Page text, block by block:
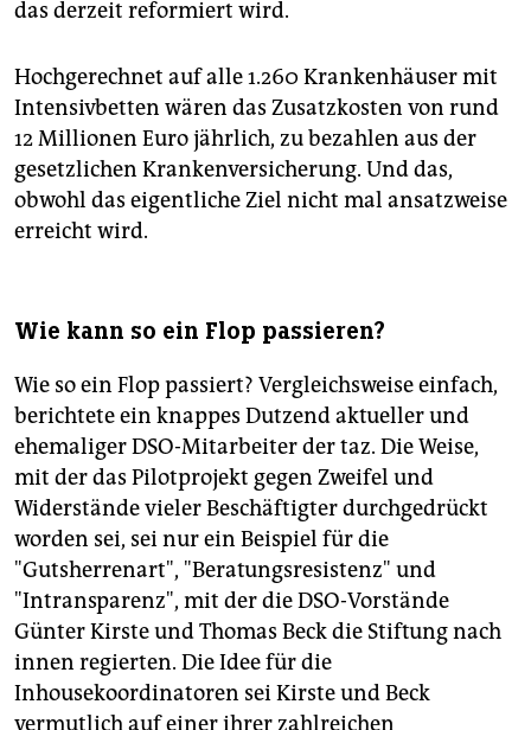
das derzeit reformiert wird.
Hochgerechnet auf alle 1.260 Krankenhäuser mit
Intensivbetten wären das Zusatzkosten von rund
12 Millionen Euro jährlich, zu bezahlen aus der
gesetzlichen Krankenversicherung. Und das,
obwohl das eigentliche Ziel nicht mal ansatzweise
erreicht wird.
Wie kann so ein Flop passieren?
Wie so ein Flop passiert? Vergleichsweise einfach,
berichtete ein knappes Dutzend aktueller und
ehemaliger DSO-Mitarbeiter der taz. Die Weise,
mit der das Pilotprojekt gegen Zweifel und
Widerstände vieler Beschäftigter durchgedrückt
worden sei, sei nur ein Beispiel für die
"Gutsherrenart", "Beratungsresistenz" und
"Intransparenz", mit der die DSO-Vorstände
Günter Kirste und Thomas Beck die Stiftung nach
innen regierten. Die Idee für die
Inhousekoordinatoren sei Kirste und Beck
vermutlich auf einer ihrer zahlreichen